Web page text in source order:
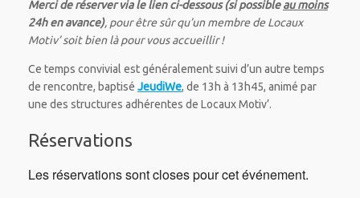
Merci de réserver via le lien ci-dessous (si possibleau moins
24h en avance), pour être sûr qu’un membre de Locaux
Motiv’ soit bien là pour vous accueillir !
Ce temps convivial est généralement suivi d’un autre temps
de rencontre, baptisé JeudiWe, de 13h à 13h45, animé par
une des structures adhérentes de Locaux Motiv’.
Réservations
Les réservations sont closes pour cet événement.